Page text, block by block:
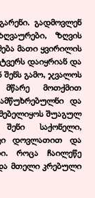
გადმოვლენ
ზღვის
მათი ყვირილის
დაიყრიან და
შენს გამო, ჯვალოს
მწარე მოთქმით
და
შუაგულ
საქონელი,
დოვლათით და
როცა ჩაილეწე
მთელი კრებული